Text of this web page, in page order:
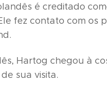
é creditado
fez contato com os
Hartog chegou à
sua visita.